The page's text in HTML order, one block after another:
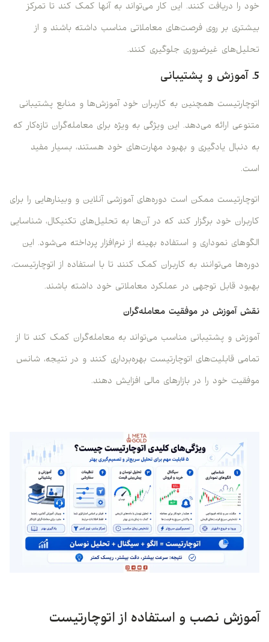
خود را دریافت کنند. این کار می‌تواند به آنها کمک کند تا تمرکز
بیشتری بر روی فرصت‌های معاملاتی مناسب داشته باشند و از
تحلیل‌های غیرضروری جلوگیری کنند.
5. آموزش و پشتیبانی
اتوچارتیست همچنین به کاربران خود آموزش‌ها و منابع پشتیبانی
متنوعی ارائه می‌دهد. این ویژگی به ویژه برای معامله‌گران تازه‌کار که
به دنبال یادگیری و بهبود مهارت‌های خود هستند، بسیار مفید
است.
اتوچارتیست ممکن است دوره‌های آموزشی آنلاین و وبینارهایی را برای
کاربران خود برگزار کند که در آن‌ها به تحلیل‌های تکنیکال، شناسایی
الگوهای نموداری و استفاده بهینه از نرم‌افزار پرداخته می‌شود. این
دوره‌ها می‌توانند به کاربران کمک کنند تا با استفاده از اتوچارتیست،
بهبود قابل توجهی در عملکرد معاملاتی خود داشته باشند.
نقش آموزش در موفقیت معامله‌گران
آموزش و پشتیبانی مناسب می‌تواند به معامله‌گران کمک کند تا از
تمامی قابلیت‌های اتوچارتیست بهره‌برداری کنند و در نتیجه، شانس
موفقیت خود را در بازارهای مالی افزایش دهند.
آموزش نصب و استفاده از اتوچارتیست